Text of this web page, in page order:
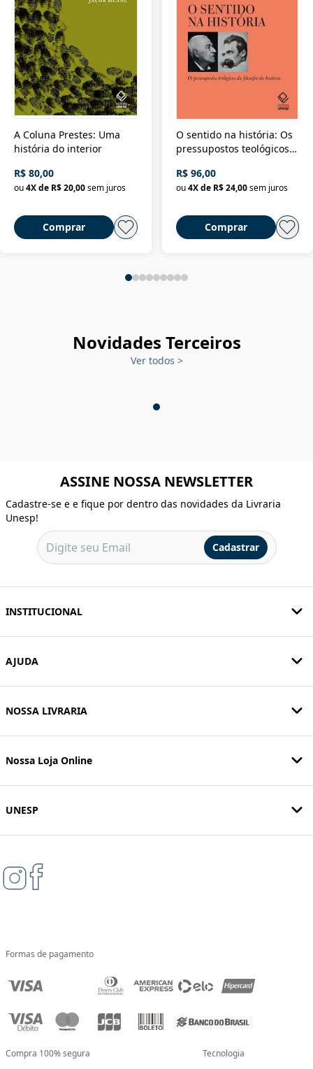
A Coluna Prestes: Uma
história do interior
R$ 80,00
ou4X de R$ 20,00sem juros
Comprar
O sentido na história: Os
pressupostos teológicos
R$ 96,00
ou 4X de R$ 24,00 sem juros
Comprar
Novidades Terceiros
Ver todos >
ASSINE NOSSA NEWSLETTER
Cadastre-se e e fique por dentro das novidades da Livraria
Unesp!
Cadastrar
INSTITUCIONAL
AJUDA
NOSSA LIVRARIA
Nossa Loja Online
UNESP
Formas de pagamento
Compra 100% segura Tecnologia